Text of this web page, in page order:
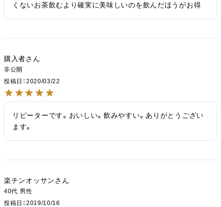
くないお茶飲むより確実に美味しいのを飲んだほうがお得
購入者
非公開
投稿日
2020/03/22
リピーターです。おいしい。飲みやすい。ありがとうござい
ます。
楽チンオッサン
40代 男性
投稿日
2019/10/16